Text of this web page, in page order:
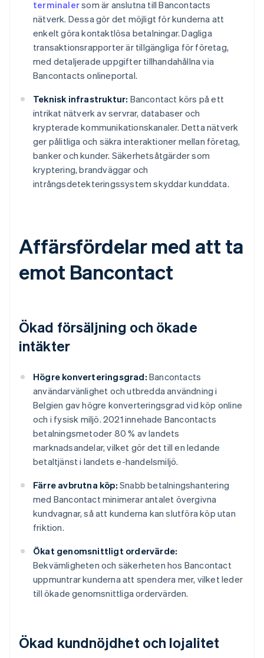
terminalersom är anslutna till Bancontacts
nätverk. Dessa gör det möjligt för kunderna att
enkelt göra kontaktlösa betalningar. Dagliga
transaktionsrapporter är tillgängliga för företag,
med detaljerade uppgifter tillhandahållna via
Bancontacts onlineportal.
Teknisk infrastruktur: Bancontact körs på ett
intrikat nätverk av servrar, databaser och
krypterade kommunikationskanaler. Detta nätverk
ger pålitliga och säkra interaktioner mellan företag,
banker och kunder. Säkerhetsåtgärder som
kryptering, brandväggar och
intrångsdetekteringssystem skyddar kunddata.
Affärsfördelar med att ta
emot Bancontact
Ökad försäljning och ökade
intäkter
Högre konverteringsgrad: Bancontacts
användarvänlighet och utbredda användning i
Belgien gav högre konverteringsgrad vid köp online
och i fysisk miljö. 2021 innehade Bancontacts
betalningsmetoder 80 % av landets
marknadsandelar, vilket gör det till en ledande
betaltjänst i landets e-handelsmiljö.
Färre avbrutna köp: Snabb betalningshantering
med Bancontact minimerar antalet övergivna
kundvagnar, så att kunderna kan slutföra köp utan
friktion.
Ökat genomsnittligt ordervärde:
Bekvämligheten och säkerheten hos Bancontact
uppmuntrar kunderna att spendera mer, vilket leder
till ökade genomsnittliga ordervärden.
Ökad kundnöjdhet och lojalitet